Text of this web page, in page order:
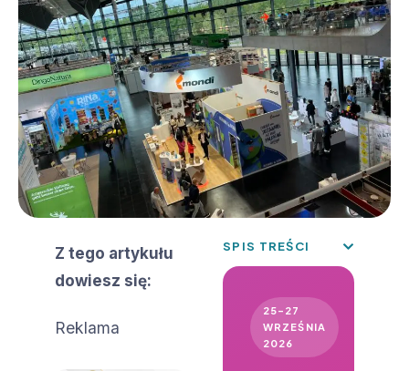
Z tego artykułu
dowiesz się:
Reklama
SPIS TREŚCI
25–27
WRZEŚNIA
2026